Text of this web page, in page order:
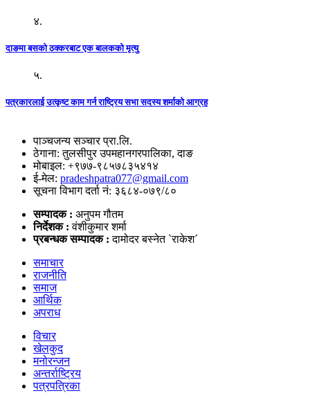
४.
दाङमा बसको ठक्करबाट एक बालकको मृत्यु
५.
पत्रकारलाई उत्कृष्ट काम गर्न राष्ट्रिय सभा सदस्य शर्माको आग्रह
पाञ्चजन्य सञ्चार प्रा.लि.
ठेगाना: तुलसीपुर उपमहानगरपालिका, दाङ
मोबाइल: +९७७-९८५७८३५४१४
ई-मेल: pradeshpatra077@gmail.com
सूचना विभाग दर्ता नं: ३६८४-०७९/८०
सम्पादक : अनुपम गौतम
निर्देशक :वंशीकुमार शर्मा
प्रबन्धक सम्पादक :दामोदर बस्नेत `राकेश´
समाचार
राजनीति
समाज
आर्थिक
अपराध
विचार
खेलकुद
मनोरन्जन
अन्तर्राष्ट्रिय
पत्रपत्रिका